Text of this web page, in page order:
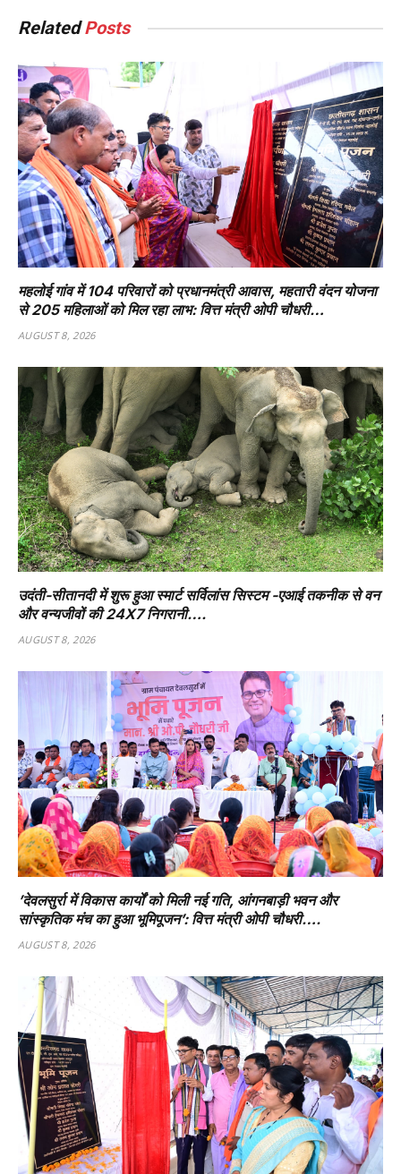
RelatedPosts
महलोई गांव में 104 परिवारों को प्रधानमंत्री आवास, महतारी वंदन योजना
से 205 महिलाओं को मिल रहा लाभ: वित्त मंत्री ओपी चौधरी…
AUGUST 8, 2026
उदंती-सीतानदी में शुरू हुआ स्मार्ट सर्विलांस सिस्टम -एआई तकनीक से वन
और वन्यजीवों की 24X7 निगरानी….
AUGUST 8, 2026
’देवलसुर्रा में विकास कार्यों को मिली नई गति, आंगनबाड़ी भवन और
सांस्कृतिक मंच का हुआ भूमिपूजन’: वित्त मंत्री ओपी चौधरी….
AUGUST 8, 2026